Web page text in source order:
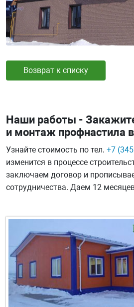
Возврат к списку
Наши работы -
и монтаж профнастила
Узнайте стоимость по тел. +7
изменится в процессе
заключаем договор и
сотрудничества. Даем 12